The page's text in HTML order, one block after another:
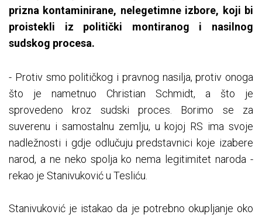
prizna kontaminirane, nelegetimne izbore, koji bi
proistekli iz politički montiranog i nasilnog
sudskog procesa.
- Protiv smo političkog i pravnog nasilja, protiv onoga
što je nametnuo Christian Schmidt, a što je
sprovedeno kroz sudski proces. Borimo se za
suverenu i samostalnu zemlju, u kojoj RS ima svoje
nadležnosti i gdje odlučuju predstavnici koje izabere
narod, a ne neko spolja ko nema legitimitet naroda -
rekao je Stanivuković u Tesliću.
Stanivuković je istakao da je potrebno okupljanje oko